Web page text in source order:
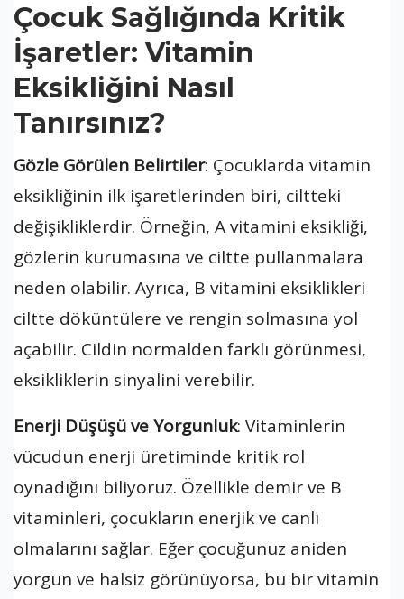
Çocuk Sağlığında Kritik
İşaretler: Vitamin
Eksikliğini Nasıl
Tanırsınız?
Gözle Görülen Belirtiler: Çocuklarda vitamin
eksikliğinin ilk işaretlerinden biri, ciltteki
değişikliklerdir. Örneğin, A vitamini eksikliği,
gözlerin kurumasına ve ciltte pullanmalara
neden olabilir. Ayrıca, B vitamini eksiklikleri
ciltte döküntülere ve rengin solmasına yol
açabilir. Cildin normalden farklı görünmesi,
eksikliklerin sinyalini verebilir.
Enerji Düşüşü ve Yorgunluk: Vitaminlerin
vücudun enerji üretiminde kritik rol
oynadığını biliyoruz. Özellikle demir ve B
vitaminleri, çocukların enerjik ve canlı
olmalarını sağlar. Eğer çocuğunuz aniden
yorgun ve halsiz görünüyorsa, bu bir vitamin